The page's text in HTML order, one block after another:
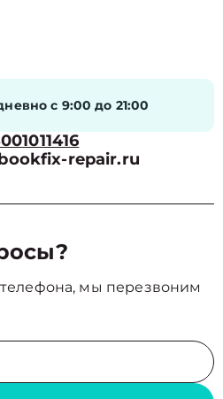
с 9:00 до 21:00
repair.ru
мы перезвоним